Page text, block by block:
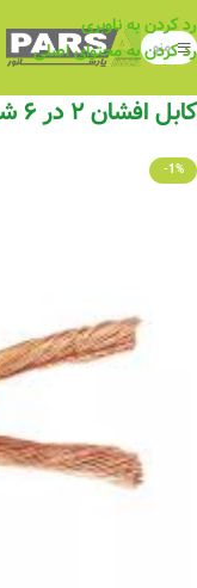
رد کردن به ناوبری
رد کردن به محتوای اصلی
منو
کابل افشان ۲ در ۶ شیرکوه یزد
-1%